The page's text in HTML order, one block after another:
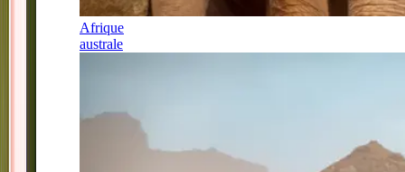
Afrique
australe